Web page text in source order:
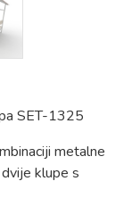
SET-1325
metalne
klupe s